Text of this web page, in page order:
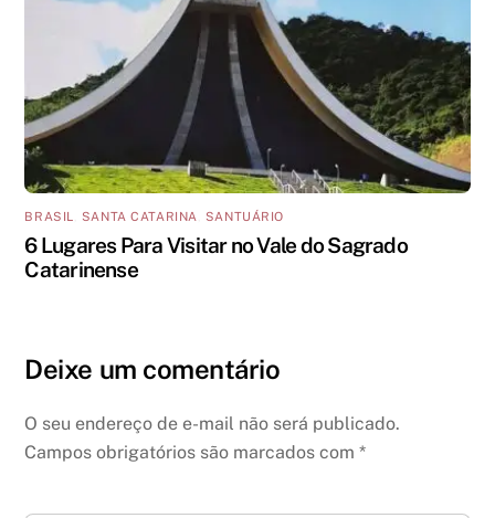
BRASIL SANTA CATARINA SANTUÁRIO
6 Lugares Para Visitar no Vale do Sagrado
Catarinense
Deixe um comentário
O seu endereço de e-mail não será publicado.
Campos obrigatórios são marcados com*